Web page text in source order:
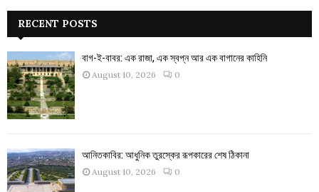
RECENT POSTS
বাগ-ই-বাবর: এক রাজা, এক স্বপ্ন আর এক বাগানের কাহিনি
August 10, 2026 0
আনিতকাবির: আধুনিক তুরস্কের রূপকারের শেষ ঠিকানা
August 10, 2026 0